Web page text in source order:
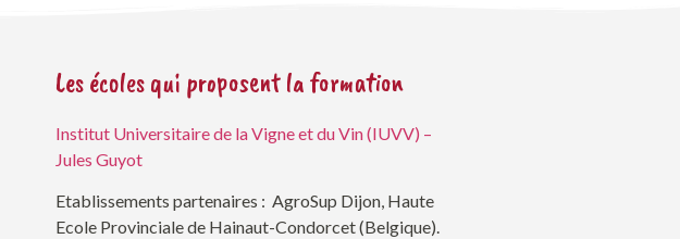
Les écoles qui proposent la formation
Institut Universitaire de la Vigne et du Vin (IUVV) –
Jules Guyot
Etablissements partenaires : AgroSup Dijon, Haute
Ecole Provinciale de Hainaut-Condorcet (Belgique).